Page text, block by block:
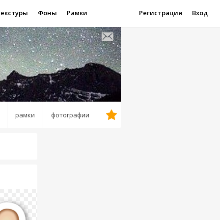
Фоны Рамки Регистрация Вход
рамки фотографии